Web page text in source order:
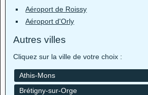
Aéroport de Roissy
Aéroport d'Orly
Autres villes
Cliquez sur la ville de votre choix :
Athis-Mons
Brétigny-sur-Orge